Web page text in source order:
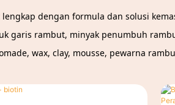
dengan formula dan solusi
garis rambut, minyak penumbuh
wax, clay, mousse, pewarna